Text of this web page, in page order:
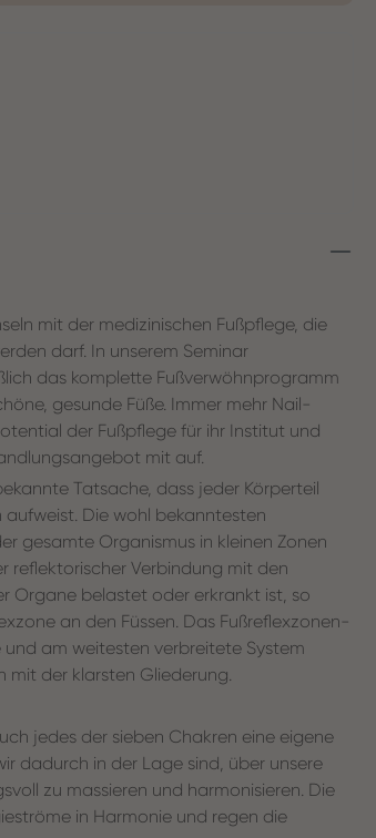
mit der medizinischen Fußpflege, die
darf. In unserem Seminar
das komplette Fußverwöhnprogramm
gesunde Füße. Immer mehr Nail-
der Fußpflege für ihr Institut und
mit auf.
Tatsache, dass jeder Körperteil
Die wohl bekanntesten
gesamte Organismus in kleinen Zonen
reflektorischer Verbindung mit den
Organe belastet oder erkrankt ist, so
an den Füssen. Das Fußreflexzonen-
am weitesten verbreitete System
mit der klarsten Gliederung.
jedes der sieben Chakren eine eigene
dadurch in der Lage sind, über unsere
zu massieren und harmonisieren. Die
in Harmonie und regen die